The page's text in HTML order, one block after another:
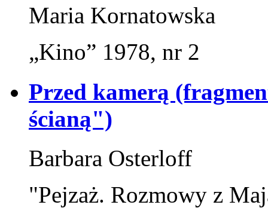
Maria Kornatowska
„Kino” 1978, nr 2
Przed kamerą
ścianą")
Barbara Osterloff
"Pejzaż. Rozmowy z